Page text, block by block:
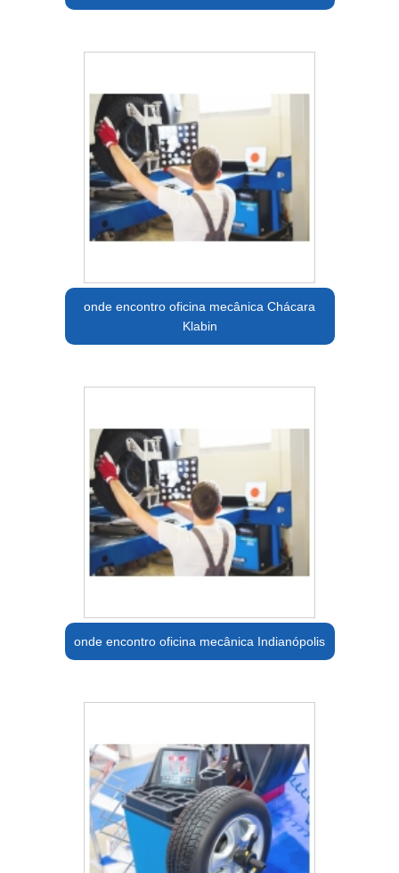
onde encontro oficina mecânica Chácara
Klabin
onde encontro oficina mecânica Indianópolis